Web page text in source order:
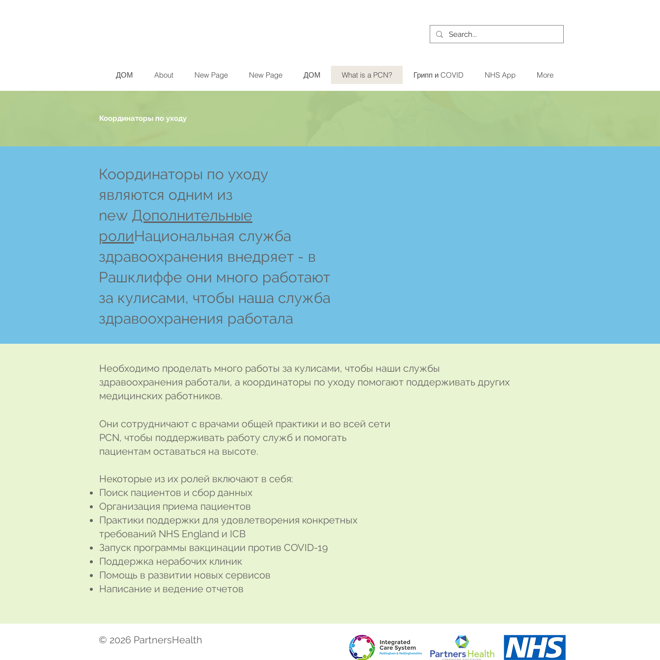
ДОМ About New Page New Page ДОМ What is a PCN? Грипп и COVID NHS App More
Координаторы по уходу
Координаторы по уходу
являются одним из
new Дополнительные
ролиНациональная служба
здравоохранения внедряет - в
Рашклиффе они много работают
за кулисами, чтобы наша служба
здравоохранения работала
Необходимо проделать много работы за кулисами, чтобы наши службы
здравоохранения работали, а координаторы по уходу помогают поддерживать других
медицинских работников.
Они сотрудничают с врачами общей практики и во всей сети
PCN, чтобы поддерживать работу служб и помогать
пациентам оставаться на высоте.
Некоторые из их ролей включают в себя:
Поиск пациентов и сбор данных
Организация приема пациентов
Практики поддержки для удовлетворения конкретных
требований NHS England и ICB
Запуск программы вакцинации против COVID-19
Поддержка нерабочих клиник
Помощь в развитии новых сервисов
Написание и ведение отчетов
© 2026 PartnersHealth